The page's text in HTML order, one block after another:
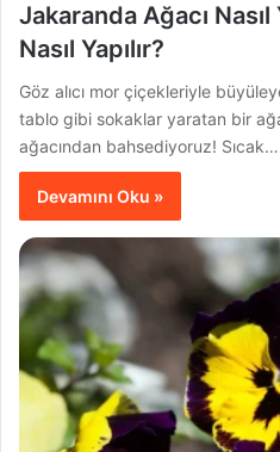
Jakaranda Ağacı Nasıl
Nasıl Yapılır?
Göz alıcı mor çiçekleriyle
tablo gibi sokaklar yaratan bir
ağacından bahsediyoruz! Sıcak…
Devamını Oku »